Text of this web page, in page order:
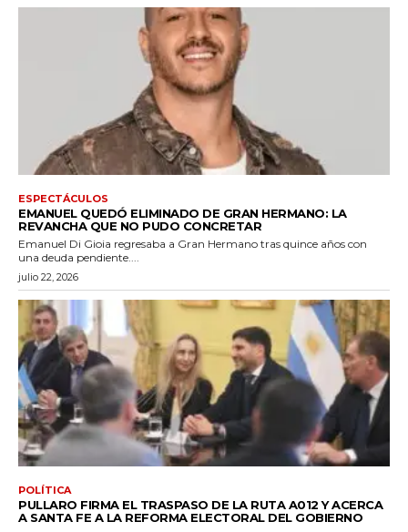
ESPECTÁCULOS
EMANUEL QUEDÓ ELIMINADO DE GRAN HERMANO: LA
REVANCHA QUE NO PUDO CONCRETAR
Emanuel Di Gioia regresaba a Gran Hermano tras quince años con
una deuda pendiente....
julio 22, 2026
POLÍTICA
PULLARO FIRMA EL TRASPASO DE LA RUTA A012 Y ACERCA
A SANTA FE A LA REFORMA ELECTORAL DEL GOBIERNO